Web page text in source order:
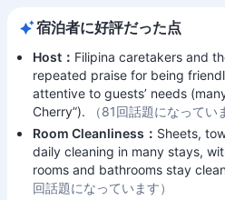
宿泊者に好評だった点
Host： Filipina caretakers and
repeated praise for being
attentive to guests’ needs
Cherry”).
（81回話題になってい
Room Cleanliness： Sheets,
daily cleaning in many stays,
rooms and bathrooms stay
回話題になっています）